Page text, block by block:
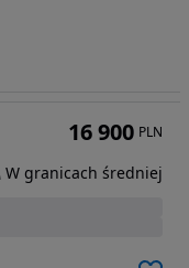
16 900 PLN
W granicach średniej